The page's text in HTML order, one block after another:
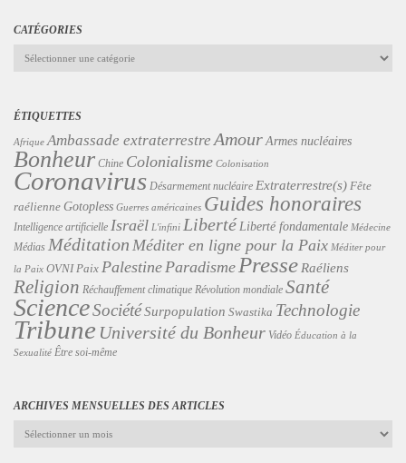
CATÉGORIES
Catégories
ÉTIQUETTES
Afrique Ambassade extraterrestre Amour Armes nucléaires
Bonheur Chine Colonialisme Colonisation
Coronavirus Désarmement nucléaire Extraterrestre(s) Fête
raélienne Gotopless Guerres américaines Guides honoraires
Intelligence artificielle Israël L'infini Liberté Liberté fondamentale Médecine
Médias Méditation Méditer en ligne pour la Paix Méditer pour
la Paix OVNI Paix Palestine Paradisme Presse Raéliens
Religion Réchauffement climatique Révolution mondiale Santé
ScienceSociétéSurpopulation Swastika Technologie
Tribune Université du Bonheur Vidéo Éducation à la
Sexualité Être soi-même
ARCHIVES MENSUELLES DES ARTICLES
Archives